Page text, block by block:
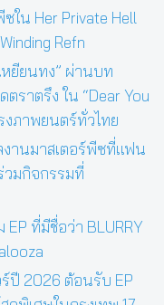
ใน Her Private Hell
Refn
หยียนทง” ผ่านบท
ราตรึง ใน “Dear You
งภาพยนตร์ทั่วไทย
งานมาสเตอร์พีซที่แฟน
วมกิจกรรมที่
ที่มีชื่อว่า BLURRY
ร์ปี 2026 ต้อนรับ EP